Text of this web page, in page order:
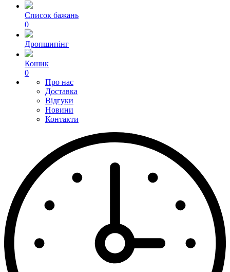
Список бажань
0
Дропшипінг
Кошик
0
Про нас
Доставка
Відгуки
Новини
Контакти